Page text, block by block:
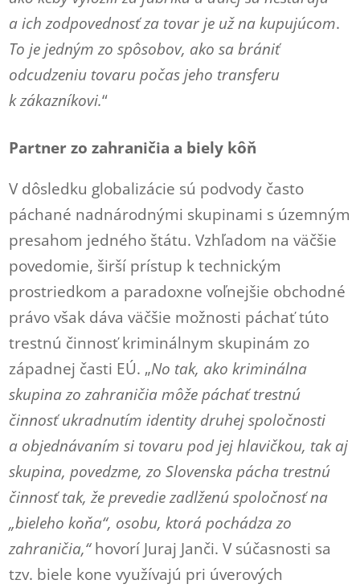
a ich zodpovednosť za tovar je už na kupujúcom.
To je jedným zo spôsobov, ako sa brániť
odcudzeniu tovaru počas jeho transferu
k zákazníkovi.“
Partner zo zahraničia a biely kôň
V dôsledku globalizácie sú podvody často
páchané nadnárodnými skupinami s územným
presahom jedného štátu. Vzhľadom na väčšie
povedomie, širší prístup k technickým
prostriedkom a paradoxne voľnejšie obchodné
právo však dáva väčšie možnosti páchať túto
trestnú činnosť kriminálnym skupinám zo
západnej časti EÚ. „No tak, ako kriminálna
skupina zo zahraničia môže páchať trestnú
činnosť ukradnutím identity druhej spoločnosti
a objednávaním si tovaru pod jej hlavičkou, tak aj
skupina, povedzme, zo Slovenska pácha trestnú
činnosť tak, že prevedie zadlženú spoločnosť na
„bieleho koňa“, osobu, ktorá pochádza zo
zahraničia,“hovorí Juraj Janči. V súčasnosti sa
tzv. biele kone využívajú pri úverových